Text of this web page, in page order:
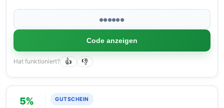
●●●●●●
Code anzeigen
Hat funktioniert? 👍 👎
5% GUTSCHEIN